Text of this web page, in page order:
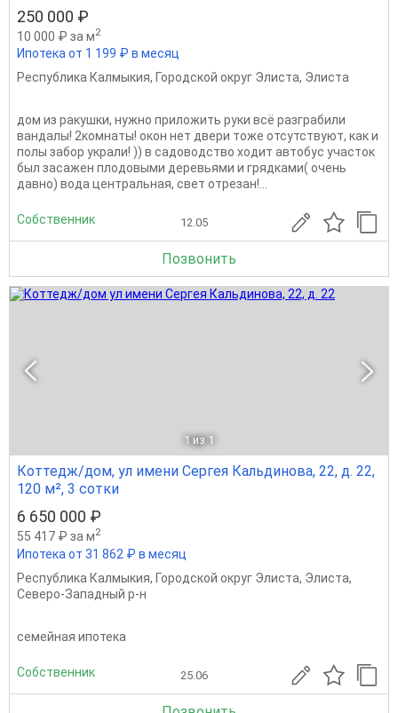
250 000 ₽
10 000 ₽ за м2
Ипотека от 1 199 ₽ в месяц
Республика Калмыкия, Городской округ Элиста, Элиста
дом из ракушки, нужно приложить руки всё разграбили
вандалы! 2комнаты! окон нет двери тоже отсутствуют, как и
полы забор украли! )) в садоводство ходит автобус участок
был засажен плодовыми деревьями и грядками( очень
давно) вода центральная, свет отрезан!...
Собственник 12.05
Позвонить
1 из 1
Коттедж/дом, ул имени Сергея Кальдинова, 22, д. 22,
120 м², 3 сотки
6 650 000 ₽
55 417 ₽ за м2
Ипотека от 31 862 ₽ в месяц
Республика Калмыкия, Городской округ Элиста, Элиста,
Северо-Западный р-н
семейная ипотека
Собственник 25.06